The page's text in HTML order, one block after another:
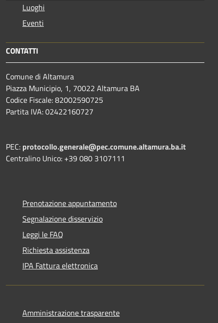
Luoghi
Eventi
CONTATTI
Comune di Altamura
Piazza Municipio, 1, 70022 Altamura BA
Codice Fiscale: 82002590725
Partita IVA: 02422160727
PEC: protocollo.generale@pec.comune.altamura.ba.it
Centralino Unico: +39 080 3107111
Prenotazione appuntamento
Segnalazione disservizio
Leggi le FAQ
Richiesta assistenza
IPA Fattura elettronica
Amministrazione trasparente